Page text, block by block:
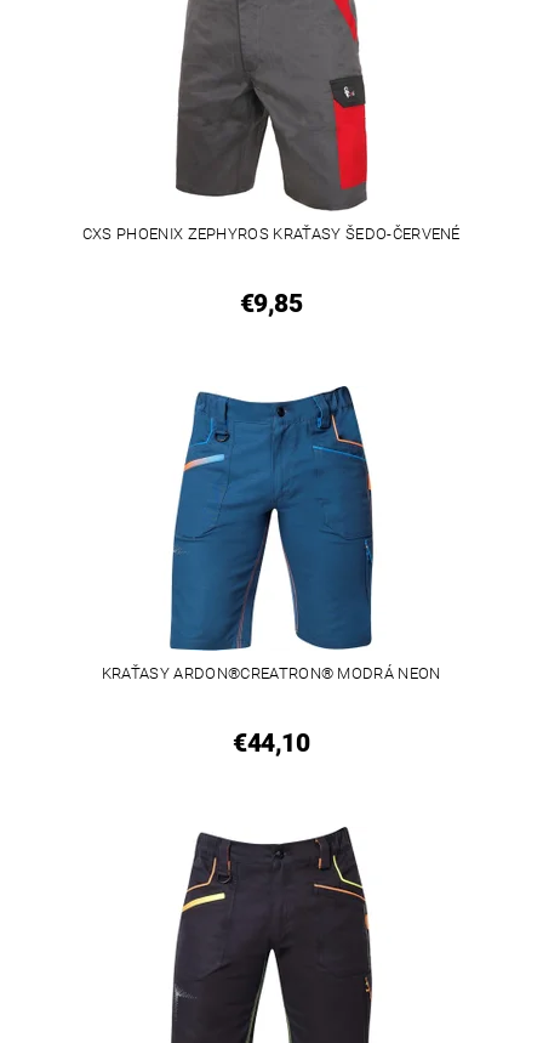
CXS PHOENIX ZEPHYROS KRAŤASY ŠEDO-ČERVENÉ
€9,85
KRAŤASY ARDON®CREATRON® MODRÁ NEON
€44,10